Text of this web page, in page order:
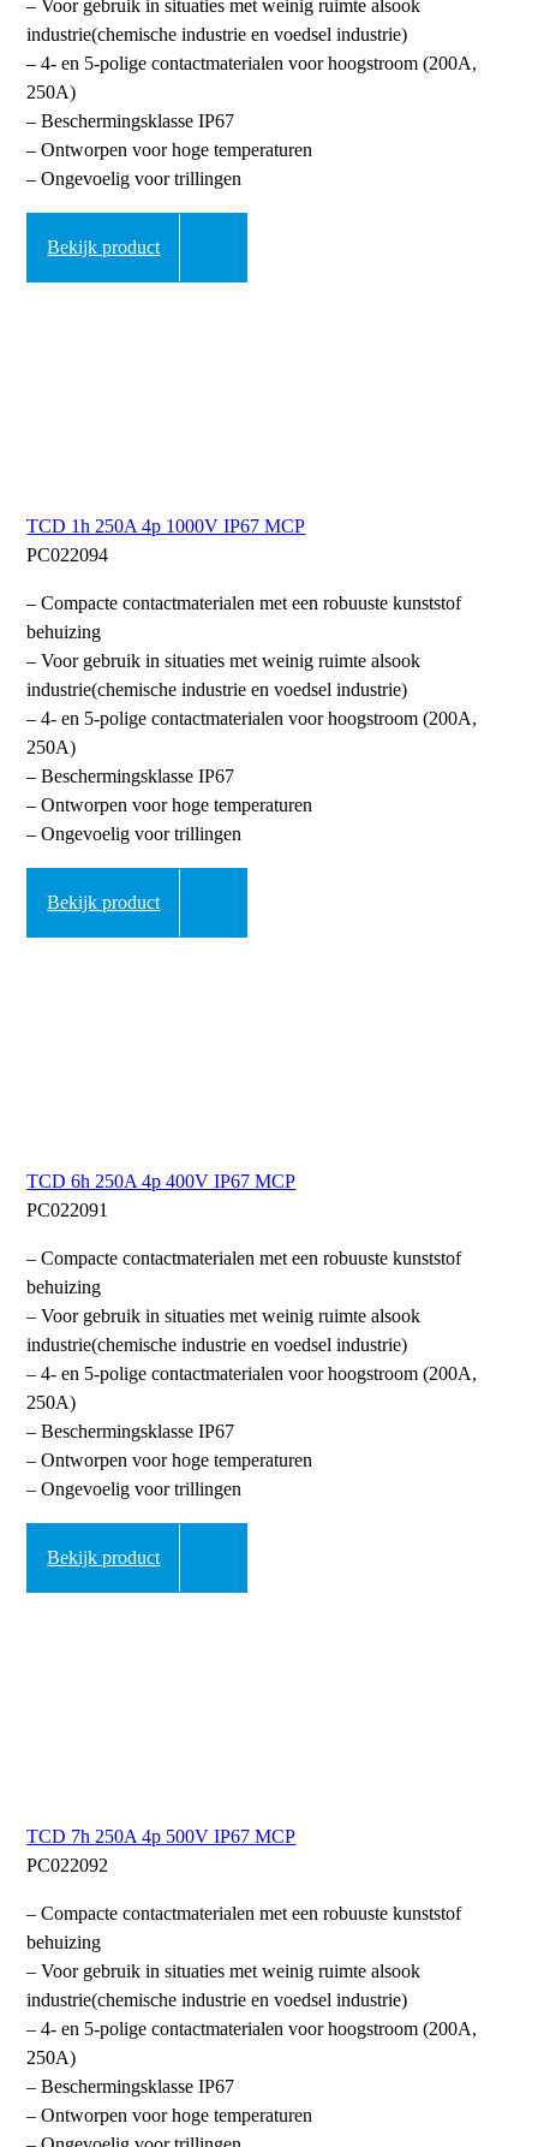
– Voor gebruik in situaties met weinig ruimte alsook
industrie(chemische industrie en voedsel industrie)
– 4- en 5-polige contactmaterialen voor hoogstroom (200A,
250A)
– Beschermingsklasse IP67
– Ontworpen voor hoge temperaturen
– Ongevoelig voor trillingen
Bekijk product
TCD 1h 250A 4p 1000V IP67 MCP
PC022094
– Compacte contactmaterialen met een robuuste kunststof
behuizing
– Voor gebruik in situaties met weinig ruimte alsook
industrie(chemische industrie en voedsel industrie)
– 4- en 5-polige contactmaterialen voor hoogstroom (200A,
250A)
– Beschermingsklasse IP67
– Ontworpen voor hoge temperaturen
– Ongevoelig voor trillingen
Bekijk product
TCD 6h 250A 4p 400V IP67 MCP
PC022091
– Compacte contactmaterialen met een robuuste kunststof
behuizing
– Voor gebruik in situaties met weinig ruimte alsook
industrie(chemische industrie en voedsel industrie)
– 4- en 5-polige contactmaterialen voor hoogstroom (200A,
250A)
– Beschermingsklasse IP67
– Ontworpen voor hoge temperaturen
– Ongevoelig voor trillingen
Bekijk product
TCD 7h 250A 4p 500V IP67 MCP
PC022092
– Compacte contactmaterialen met een robuuste kunststof
behuizing
– Voor gebruik in situaties met weinig ruimte alsook
industrie(chemische industrie en voedsel industrie)
– 4- en 5-polige contactmaterialen voor hoogstroom (200A,
250A)
– Beschermingsklasse IP67
– Ontworpen voor hoge temperaturen